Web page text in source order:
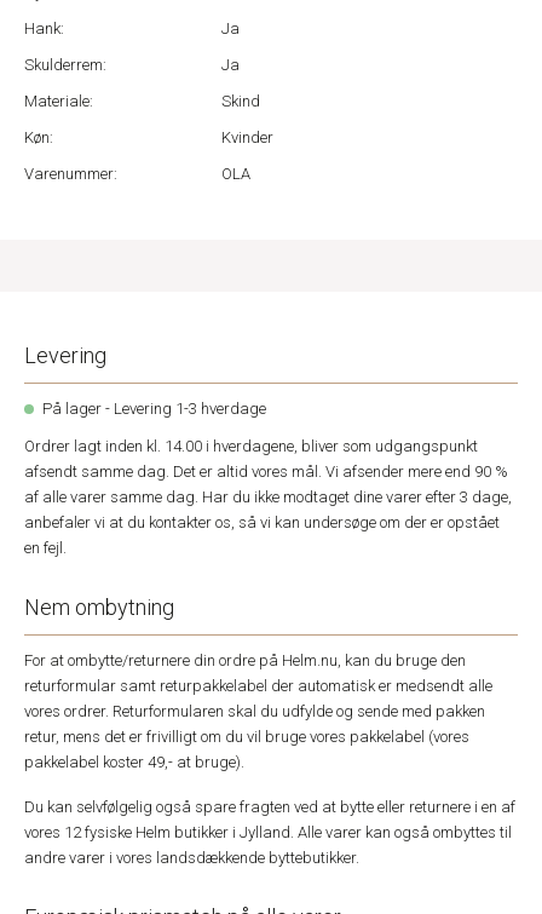
Hank:
Ja
Skulderrem:
Ja
Materiale:
Skind
Køn:
Kvinder
Varenummer:
OLA
Levering
På lager - Levering 1-3 hverdage
Ordrer lagt inden kl. 14.00 i hverdagene, bliver som udgangspunkt
afsendt samme dag. Det er altid vores mål. Vi afsender mere end 90 %
af alle varer samme dag. Har du ikke modtaget dine varer efter 3 dage,
anbefaler vi at du kontakter os, så vi kan undersøge om der er opstået
en fejl.
Nem ombytning
For at ombytte/returnere din ordre på Helm.nu, kan du bruge den
returformular samt returpakkelabel der automatisk er medsendt alle
vores ordrer. Returformularen skal du udfylde og sende med pakken
retur, mens det er frivilligt om du vil bruge vores pakkelabel (vores
pakkelabel koster 49,- at bruge).
Du kan selvfølgelig også spare fragten ved at bytte eller returnere i en af
vores 12 fysiske Helm butikker i Jylland. Alle varer kan også ombyttes til
andre varer i vores landsdækkende byttebutikker.